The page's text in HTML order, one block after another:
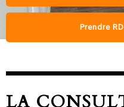
Prendre
LA